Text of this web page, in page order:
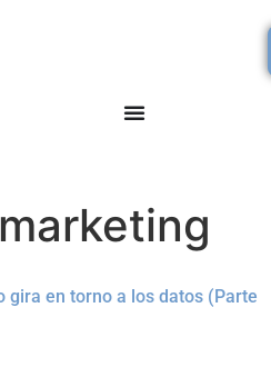
marketing
gira en torno a los datos (Parte